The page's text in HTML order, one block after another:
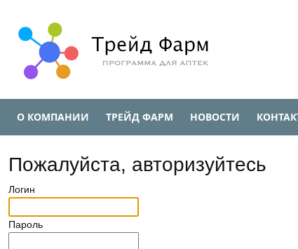
О КОМПАНИИ ТРЕЙД ФАРМ НОВОСТИ
Пожалуйста, авторизуйтесь
Логин
Пароль